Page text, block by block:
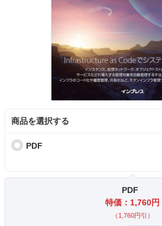
商品を選択する
PDF
PDF
特価：1,760円
（1,760円引）